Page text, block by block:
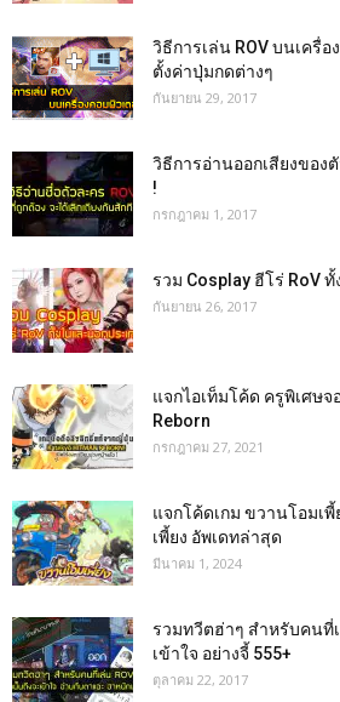
วิธีการเล่น ROV บนเครื่อ
ตั้งค่าปุ่มกดต่างๆ
กันยายน 29, 2017
วิธีการอ่านออกเสียงของ
!
กรกฎาคม 1, 2017
รวม Cosplay ฮีโร่ RoV
กันยายน 26, 2017
แจกไอเท็มโค้ด ครูพิเศษ
Reborn
กรกฎาคม 27, 2021
แจกโค้ดเกม ขวานโอมเ
เพี้ยง อัพเดทล่าสุด
มีนาคม 1, 2024
รวมทวีตฮ่าๆ สำหรับคนที่
เข้าใจ อย่างจี้ 555+
ตุลาคม 22, 2017